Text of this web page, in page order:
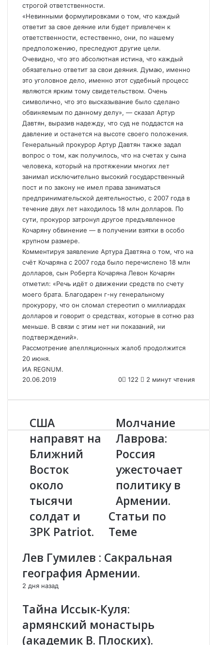
строгой ответственности.
«Невинными формулировками о том, что каждый
ответит за свое деяние или будет привлечен к
ответственности, естественно, они, по нашему
предположению, преследуют другие цели.
Очевидно, что это абсолютная истина, что каждый
обязательно ответит за свои деяния. Думаю, именно
это уголовное дело, именно этот судебный процесс
являются ярким тому свидетельством. Очень
символично, что это высказывание было сделано
обвиняемым по данному делу», — сказал Артур
Давтян, выразив надежду, что суд не поддастся на
давление и останется на высоте своего положения.
Генеральный прокурор Артур Давтян также задал
вопрос о том, как получилось, что на счетах у сына
человека, который на протяжении многих лет
занимал исключительно высокий государственный
пост и по закону не имел права заниматься
предпринимательской деятельностью, с 2007 года в
течение двух лет находилось 18 млн долларов. По
сути, прокурор затронул другое предъявленное
Кочаряну обвинение — в получении взятки в особо
крупном размере.
Комментируя заявление Артура Давтяна о том, что на
счёт Кочаряна с 2007 года было перечислено 18 млн
долларов, сын Роберта Кочаряна Левон Кочарян
отметил: «Речь идёт о движении средств по счету
моего брата. Благодарен г-ну генеральному
прокурору, что он сломал стереотип о миллиардах
долларов и говорит о средствах, которые в сотню раз
меньше. В связи с этим нет ни показаний, ни
подтверждений».
Рассмотрение апелляционных жалоб продолжится
20 июня.
ИА REGNUM.
20.06.2019
0 122 2 минут чтения
С
Ш
А
н
а
п
р
а
в
т
н
л
и
ж
й
В
о
США
направят на
Ближний
Восток
около
тысячи
солдат и
ЗРК Patriot.
М
о
л
ч
а
н
и
е
Л
в
р
а
:
с
и
Молчание
Лаврова:
Россия
ужесточает
политику в
Армении.
Статьи по
Теме
Лев Гумилев : Сакральная
география Армении.
2 дня назад
Тайна Иссык-Куля:
армянский монастырь
(академик В. Плоских).